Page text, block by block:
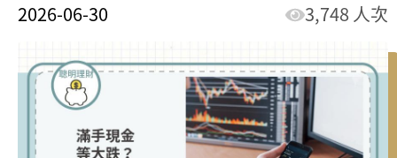
2026-06-30 3,748 人次